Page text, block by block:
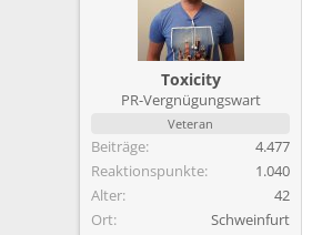
Toxicity
PR-Vergnügungswart
Veteran
Beiträge
4.477
Reaktionspunkte
1.040
Alter
42
Ort
Schweinfurt